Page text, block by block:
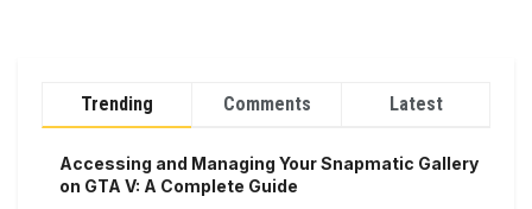
Trending Comments Latest
Accessing and Managing Your Snapmatic Gallery
on GTA V: A Complete Guide